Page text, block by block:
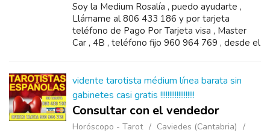
Soy la Medium Rosalía , puedo ayudarte ,
Llámame al 806 433 186 y por tarjeta
teléfono de Pago Por Tarjeta visa , Master
Car , 4B , teléfono fijo 960 964 769 , desde el
vidente tarotista médium línea barata sin
gabinetes casi gratis !!!!!!!!!!!!!!!!!!!
Consultar con el vendedor
Horóscopo - Tarot
Caviedes (Cantabria)